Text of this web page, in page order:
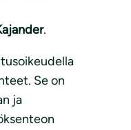
.
Se on
ja